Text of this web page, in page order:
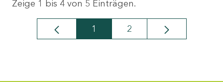
Zeige 1 bis 4 von 5 Einträgen.
Seite
1 Seite
2